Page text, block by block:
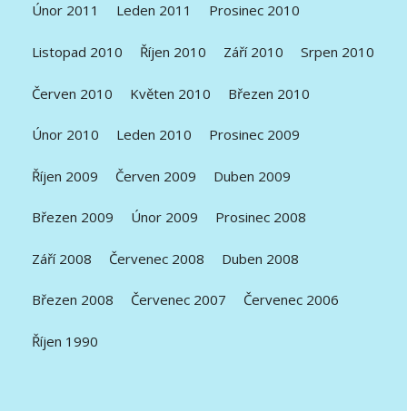
Únor 2011 Leden 2011 Prosinec 2010
Listopad 2010 Říjen 2010 Září 2010 Srpen 2010
Červen 2010 Květen 2010 Březen 2010
Únor 2010 Leden 2010 Prosinec 2009
Říjen 2009 Červen 2009 Duben 2009
Březen 2009 Únor 2009 Prosinec 2008
Září 2008 Červenec 2008 Duben 2008
Březen 2008 Červenec 2007 Červenec 2006
Říjen 1990